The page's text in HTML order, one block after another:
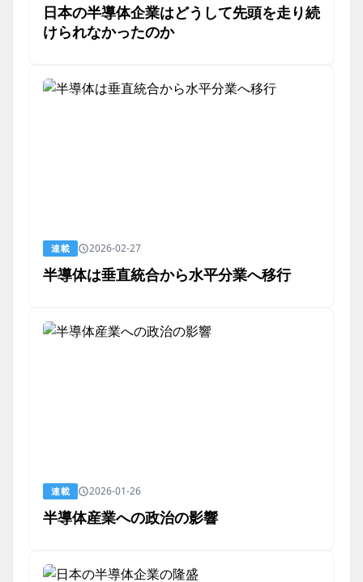
日本の半導体企業はどうして先頭を走り続
けられなかったのか
連載 2026-02-27
半導体は垂直統合から水平分業へ移行
連載 2026-01-26
半導体産業への政治の影響